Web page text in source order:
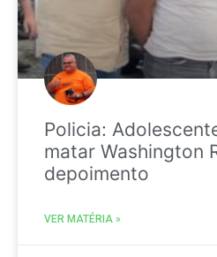
Policia:
matar Washington
depoimento
VER MATÉRIA »